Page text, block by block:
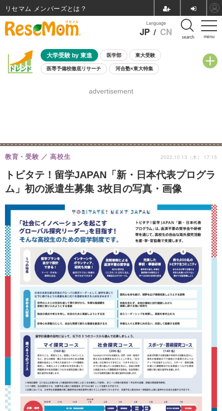
menu
Language
JP / CN search
大学受験 by 東進 医学部 東大受験
医専予備校徹底リサーチ 河合塾×東大特集
8月開催学校説明会・相談会
advertisement
トビタテ！留学JAPAN「新・日本代表プログラ
ム」初の派遣生募集 3枚目の写真・画像
教育・受験 高校生 2022.10.13（木） 17:15
リセマム メンバーズ